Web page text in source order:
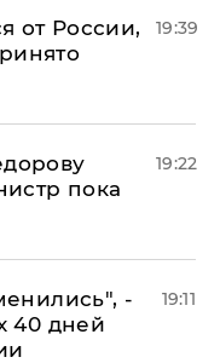
от России,
19:39
пока
19:22
-
40 дней
19:11